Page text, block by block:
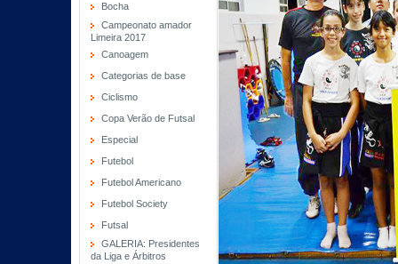
Bocha
Campeonato amador
Limeira 2017
Canoagem
Categorias de base
Ciclismo
Copa Verão de Futsal
Especial
Futebol
Futebol Americano
Futebol Society
Futsal
GALERIA: Presidentes
da Liga e Árbitros